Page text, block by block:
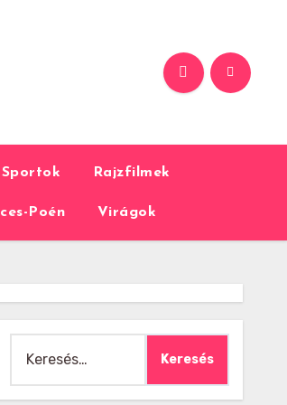
Sportok Rajzfilmek
Poén Virágok